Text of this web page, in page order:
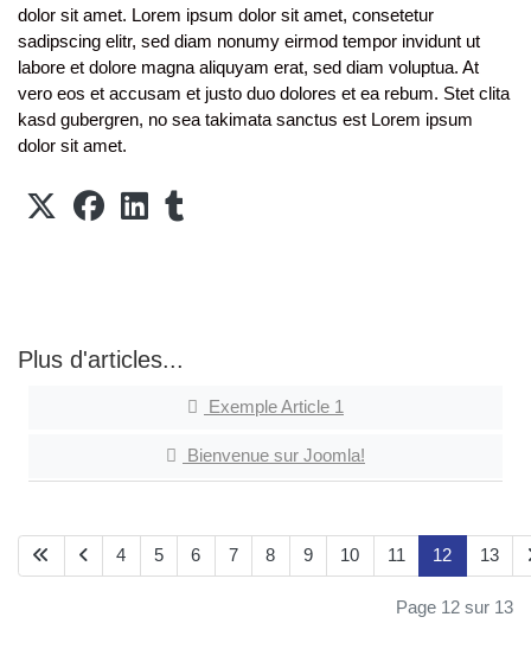
dolor sit amet. Lorem ipsum dolor sit amet, consetetur
sadipscing elitr, sed diam nonumy eirmod tempor invidunt ut
labore et dolore magna aliquyam erat, sed diam voluptua. At
vero eos et accusam et justo duo dolores et ea rebum. Stet clita
kasd gubergren, no sea takimata sanctus est Lorem ipsum
dolor sit amet.
Plus d'articles...
Exemple Article 1
Bienvenue sur Joomla!
4 5 6 7 8 9 10 11 12 13
Page 12 sur 13